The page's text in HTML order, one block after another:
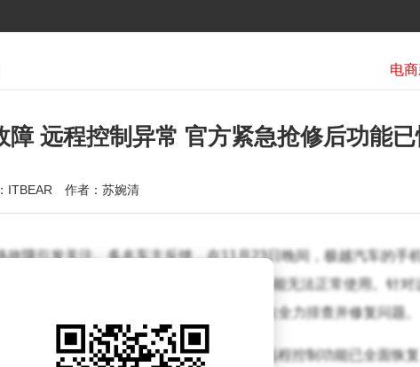
远程控制异常 官方紧急抢修后功能已
ITBEAR 作者：苏婉清
故障引发关注。多名车主反馈，在11月23日晚间，极越汽车的手
离线”，导致远程控制、蓝牙钥匙等核心功能无法正常使用。针对
博回应，称技术团队已启动应急预案，正在全力排查并修复问题。
新声明，表示经过连夜抢修，应用程序及远程控制功能已全面恢复